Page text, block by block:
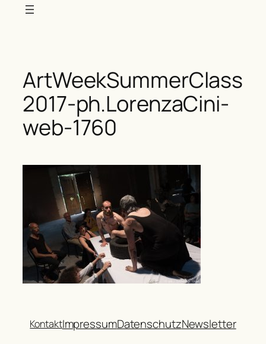
ArtWeekSummerClass
2017-ph.LorenzaCini-
web-1760
KontaktImpressumDatenschutzNewsletter